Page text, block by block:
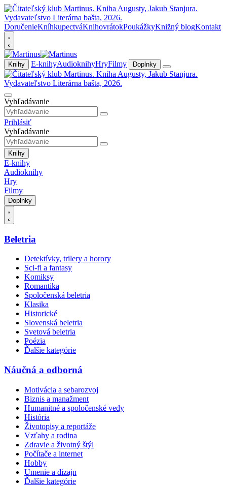
DoručenieKníhkupectváKnihovrátokPoukážkyKnižný blogKontakt
Knihy E-knihyAudioknihyHryFilmy Doplnky
Vyhľadávanie
Prihlásiť
Vyhľadávanie
Knihy
E-knihy
Audioknihy
Hry
Filmy
Doplnky
Beletria
Detektívky, trilery a horory
Sci-fi a fantasy
Komiksy
Romantika
Spoločenská beletria
Klasika
Historické
Slovenská beletria
Svetová beletria
Poézia
Ďalšie kategórie
Náučná a odborná
Motivácia a sebarozvoj
Biznis a manažment
Humanitné a spoločenské vedy
História
Životopisy a reportáže
Vzťahy a rodina
Zdravie a životný štýl
Počítače a internet
Hobby
Umenie a dizajn
Ďalšie kategórie